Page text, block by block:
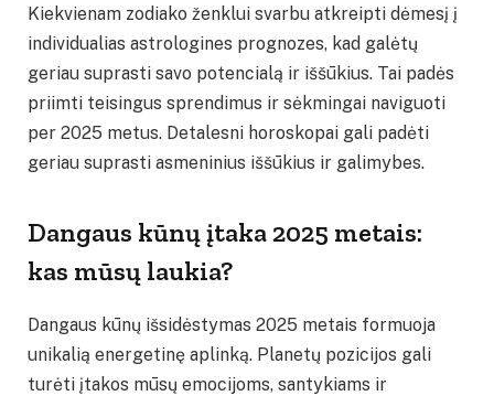
Kiekvienam zodiako ženklui svarbu atkreipti dėmesį į
individualias astrologines prognozes, kad galėtų
geriau suprasti savo potencialą ir iššūkius. Tai padės
priimti teisingus sprendimus ir sėkmingai naviguoti
per 2025 metus. Detalesni horoskopai gali padėti
geriau suprasti asmeninius iššūkius ir galimybes.
Dangaus kūnų įtaka 2025 metais:
kas mūsų laukia?
Dangaus kūnų išsidėstymas 2025 metais formuoja
unikalią energetinę aplinką. Planetų pozicijos gali
turėti įtakos mūsų emocijoms, santykiams ir